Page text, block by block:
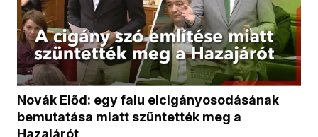
Novák Előd: egy falu elcigányosodásának
bemutatása miatt szüntették meg a